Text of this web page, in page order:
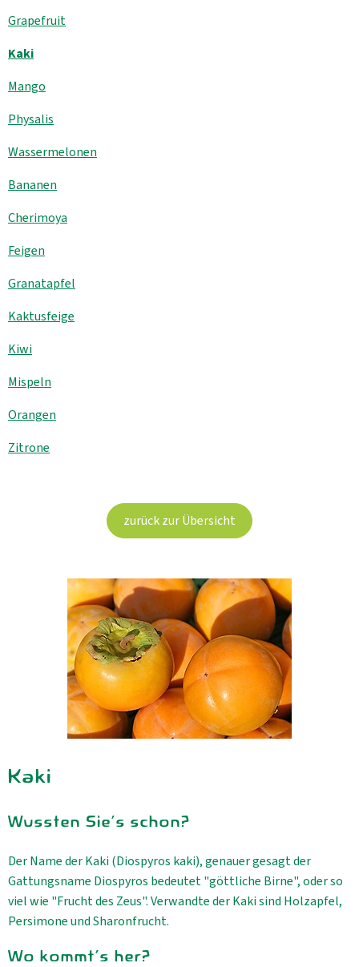
Kühltheke
GrüneWelt Bäckerei
Vorratskammer
Getränke
Kosmetik
So geht’s
Genossenschaft & Beitritt
Über uns
Grapefruit
Kaki
Mango
Physalis
Wassermelonen
Bananen
Cherimoya
Feigen
Granatapfel
Kaktusfeige
Kiwi
Mispeln
Orangen
Zitrone
zurück zur Übersicht
Kaki
Wussten Sie's schon?
Der Name der Kaki (Diospyros kaki), genauer gesagt der
Gattungsname Diospyros bedeutet "göttliche Birne", oder so
viel wie "Frucht des Zeus". Verwandte der Kaki sind Holzapfel,
Persimone und Sharonfrucht.
Wo kommt's her?